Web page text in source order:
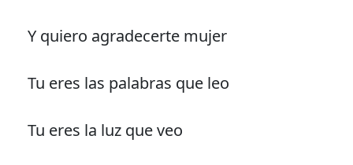
Y quiero agradecerte mujer
Tu eres las palabras que leo
Tu eres la luz que veo